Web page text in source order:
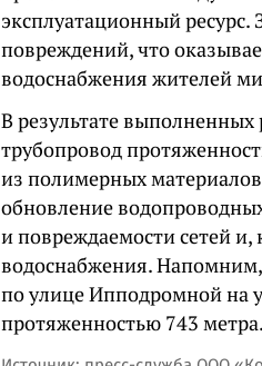
эксплуатационный ресурс.
повреждений, что
водоснабжения жителей
В результате
трубопровод
из полимерных
обновление
и повреждаемости сетей и,
водоснабжения.
по улице Ипподромной на
протяженностью 743 метра.